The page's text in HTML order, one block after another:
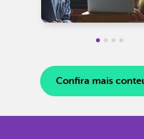
Confira mais